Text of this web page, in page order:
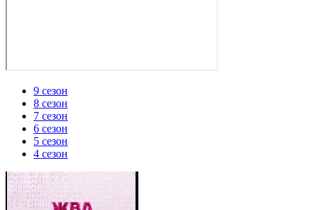
9 сезон
8 сезон
7 сезон
6 сезон
5 сезон
4 сезон